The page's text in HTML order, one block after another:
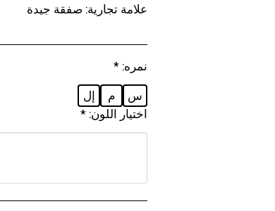
علامة تجارية: صفقة جيدة
نمره: *
س
م
إل
اختيار اللون: *